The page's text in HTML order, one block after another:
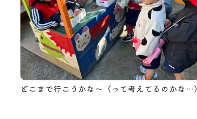
どこまで行こうかな～（って考えてるのかな…）